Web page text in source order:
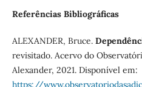
Referências Bibliográficas
ALEXANDER, Bruce.
revisitado. Acervo do
Alexander, 2021. Disponível em:
https://